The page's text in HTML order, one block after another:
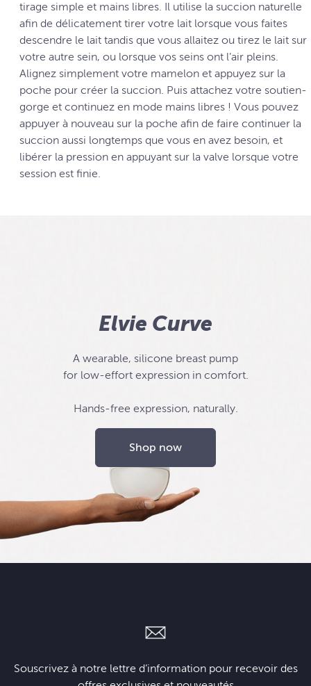
tirage simple et mains libres. Il utilise la succion naturelle
afin de délicatement tirer votre lait lorsque vous faites
descendre le lait tandis que vous allaitez ou tirez le lait sur
votre autre sein, ou lorsque vos seins ont l’air pleins.
Alignez simplement votre mamelon et appuyez sur la
poche pour créer la succion. Puis attachez votre soutien-
gorge et continuez en mode mains libres ! Vous pouvez
appuyer à nouveau sur la poche afin de faire continuer la
succion aussi longtemps que vous en avez besoin, et
libérer la pression en appuyant sur la valve lorsque votre
session est finie.
Elvie Curve
A wearable, silicone breast pump
for low-effort expression in comfort.
Hands-free expression, naturally.
Shop now
Souscrivez à notre lettre d’information pour recevoir des